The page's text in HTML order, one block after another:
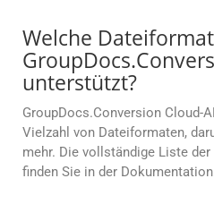
Welche
unterstützt?
GroupDocs.Conversion Cloud-
Vielzahl von Dateiformaten,
mehr. Die vollständige Liste
finden Sie in der